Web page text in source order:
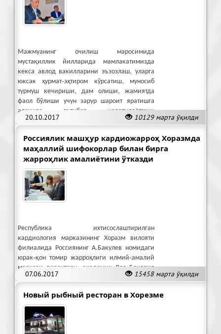
20.10.2017 10129 марта ўқилди
Мажмуанинг очилиш маросимида
мустақиллик йилларида мамлакатимизда
кекса авлод вакилларини эъзозлаш, уларга
юксак ҳурмат-эҳтиром кўрсатиш, муносиб
турмуш кечириши, дам олиши, жамиятда
фаол бўлиши учун зарур шароит яратишга
алоҳида эътибор қаратилаётгани
таъкидланди.
Россиялик машҳур кардиожарроҳ Хоразмда
маҳаллий шифокорлар билан бирга
жарроҳлик амалиётини ўтказди
07.06.2017 15458 марта ўқилди
Республика ихтисослаштирилган
кардиология марказининг Хоразм вилояти
филиалида Россиянинг А.Бакулев номидаги
юрак-қон томир жарроҳлиги илмий-амалий
маркази директори, академик Лео Бокерия
иштирокида маҳорат дарслари ўтказилди.
Новый рыбный ресторан в Хорезме